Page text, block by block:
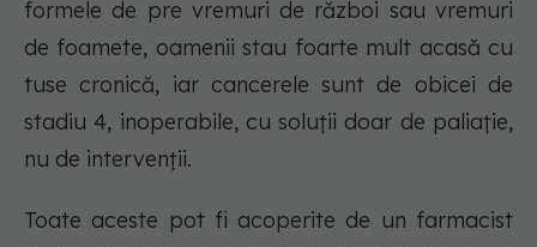
formele de pre vremuri de război sau vremuri
de foamete, oamenii stau foarte mult acasă cu
tuse cronică, iar cancerele sunt de obicei de
stadiu 4, inoperabile, cu soluții doar de paliație,
nu de intervenții.
Toate aceste pot fi acoperite de un farmacist